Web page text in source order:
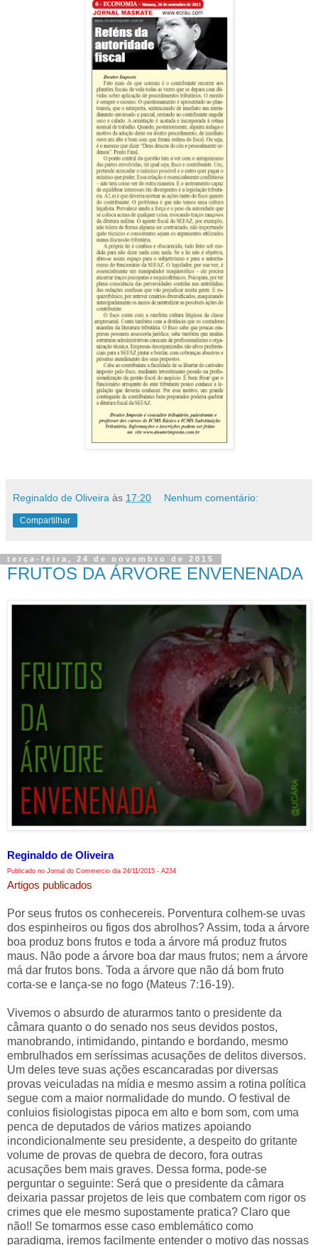
Reginaldo de Oliveira às 17:20 Nenhum comentário:
Compartilhar
terça-feira, 24 de novembro de 2015
FRUTOS DA ÁRVORE ENVENENADA
Reginaldo de Oliveira
Publicado no Jornal do Commercio dia 24/11/2015 - A234
Artigos publicados
Por seus frutos os conhecereis. Porventura colhem-se uvas
dos espinheiros ou figos dos abrolhos? Assim, toda a árvore
boa produz bons frutos e toda a árvore má produz frutos
maus. Não pode a árvore boa dar maus frutos; nem a árvore
má dar frutos bons. Toda a árvore que não dá bom fruto
corta-se e lança-se no fogo (Mateus 7:16-19).
Vivemos o absurdo de aturarmos tanto o presidente da
câmara quanto o do senado nos seus devidos postos,
manobrando, intimidando, pintando e bordando, mesmo
embrulhados em seríssimas acusações de delitos diversos.
Um deles teve suas ações escancaradas por diversas
provas veiculadas na mídia e mesmo assim a rotina política
segue com a maior normalidade do mundo. O festival de
conluios fisiologistas pipoca em alto e bom som, com uma
penca de deputados de vários matizes apoiando
incondicionalmente seu presidente, a despeito do gritante
volume de provas de quebra de decoro, fora outras
acusações bem mais graves. Dessa forma, pode-se
perguntar o seguinte: Será que o presidente da câmara
deixaria passar projetos de leis que combatem com rigor os
crimes que ele mesmo supostamente pratica? Claro que
não!! Se tomarmos esse caso emblemático como
paradigma, iremos facilmente entender o motivo das nossas